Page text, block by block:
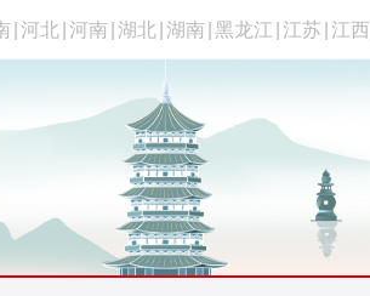
河北 河南 湖北 湖南 黑龙江 江苏 江西